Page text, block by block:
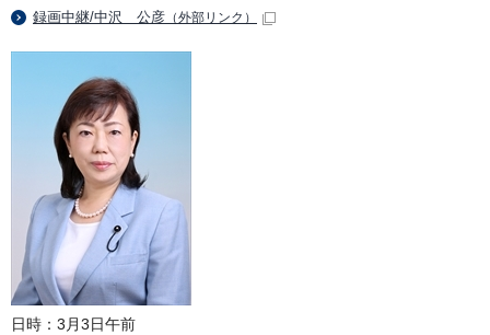
録画中継/中沢 公彦 （外部リンク）
日時：3月3日午前